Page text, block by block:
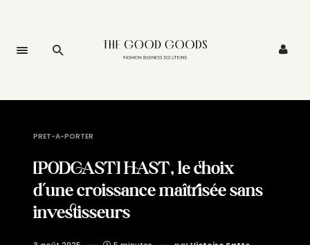
PRET-A-PORTER
[PODCAST] HAST, le choix
d’une croissance maîtrisée sans
investisseurs